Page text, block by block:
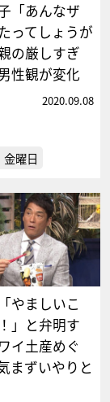
「あんなザ
ってしょうが
の厳しすぎ
性観が変化
2020.09.08
曜日
やましいこ
」と弁明す
イ土産めぐ
まずいやりと